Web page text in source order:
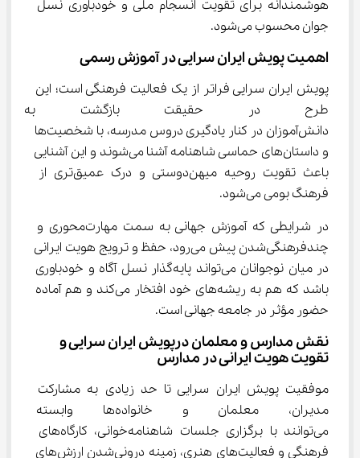
هوشمندانه برای تقویت انسجام ملی و خودباوری نسل
جوان محسوب می‌شود.
اهمیت پویش ایران سرایی در آموزش رسمی
پویش ایران سرایی فراتر از یک فعالیت فرهنگی است؛ این
طرح در حقیقت بازگشت به
دانش‌آموزان در کنار یادگیری دروس مدرسه، با شخصیت‌ها
و داستان‌های حماسی شاهنامه آشنا می‌شوند و این آشنایی
باعث تقویت روحیه میهن‌دوستی و درک عمیق‌تری از
فرهنگ بومی می‌شود.
در شرایطی که آموزش جهانی به سمت مهارت‌محوری و
چندفرهنگی‌شدن پیش می‌رود، حفظ و ترویج هویت ایرانی
در میان نوجوانان می‌تواند پایه‌گذار نسل آگاه و خودباوری
باشد که هم به ریشه‌های خود افتخار می‌کند و هم آماده
حضور مؤثر در جامعه جهانی است.
نقش مدارس و معلمان درپویش ایران سرایی و
تقویت هویت ایرانی در مدارس
موفقیت پویش ایران سرایی تا حد زیادی به مشارکت
مدیران، معلمان و
می‌توانند با برگزاری جلسات شاهنامه‌خوانی، کارگاه‌های
فرهنگی و فعالیت‌های هنری، زمینه درونی‌شدن ارزش‌های